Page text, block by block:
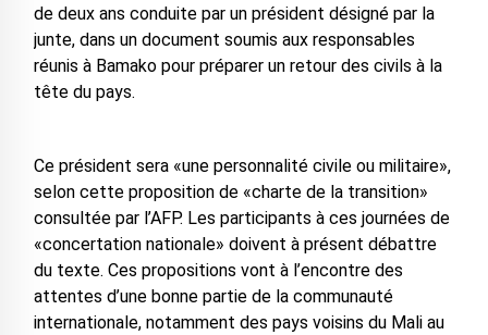
de deux ans conduite par un président désigné par la
junte, dans un document soumis aux responsables
réunis à Bamako pour préparer un retour des civils à la
tête du pays.
Ce président sera «une personnalité civile ou militaire»,
selon cette proposition de «charte de la transition»
consultée par l’AFP. Les participants à ces journées de
«concertation nationale» doivent à présent débattre
du texte. Ces propositions vont à l’encontre des
attentes d’une bonne partie de la communauté
internationale, notamment des pays voisins du Mali au